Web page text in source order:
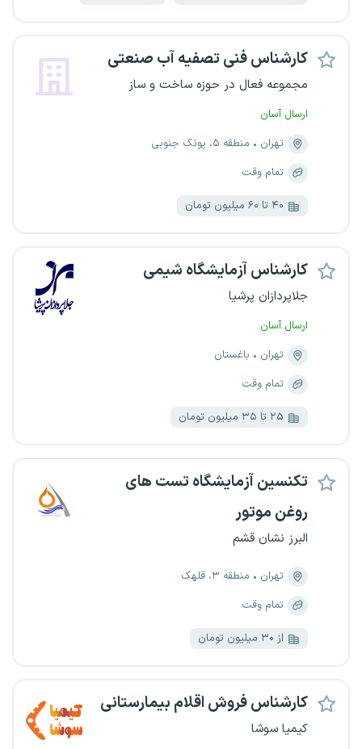
کارشناس فنی تصفیه آب صنعتی
مجموعه فعال در حوزه ساخت و ساز
ارسال آسان
تهران
منطقه ۵، پونک جنوبی
تمام وقت
۴۰ تا ۶۰ میلیون تومان
کارشناس آزمایشگاه شیمی
جلاپردازان پرشیا
ارسال آسان
تهران
باغستان
تمام وقت
۲۵ تا ۳۵ میلیون تومان
تکنسین آزمایشگاه تست های
روغن موتور
البرز نشان قشم
تهران
منطقه ۳، قلهک
تمام وقت
از ۳۰ میلیون تومان
کارشناس فروش اقلام بیمارستانی
کیمیا سوشا